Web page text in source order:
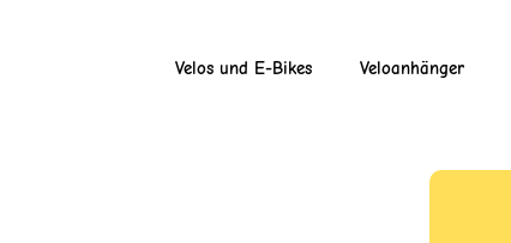
Velos und E-Bikes Veloanhänger